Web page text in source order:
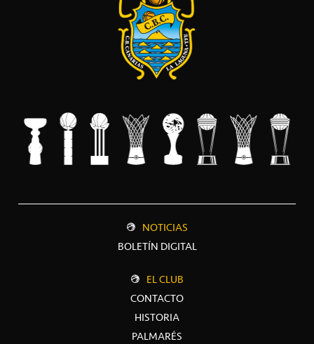
NOTICIAS
BOLETÍN DIGITAL
EL CLUB
CONTACTO
HISTORIA
PALMARÉS